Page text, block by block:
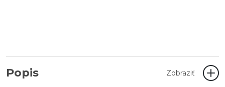
Popis Zobraziť